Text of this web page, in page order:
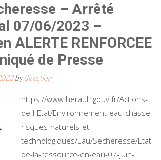
– Arrêté
07/06/2023 –
ALERTE RENFORCEE
de Presse
bydirection
https://www.herault.gouv.fr/Actions-
de-l-Etat/Environnement-eau-chasse-
risques-naturels-et-
technologiques/Eau/Secheresse/Etat-
de-la-ressource-en-eau-07-juin-